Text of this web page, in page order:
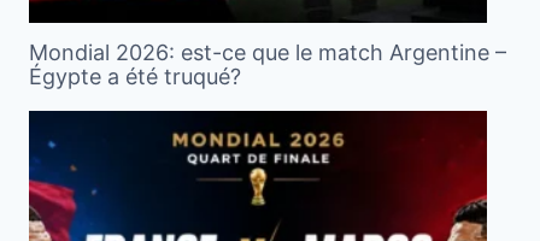
Mondial 2026: est-ce que le match Argentine –
Égypte a été truqué?